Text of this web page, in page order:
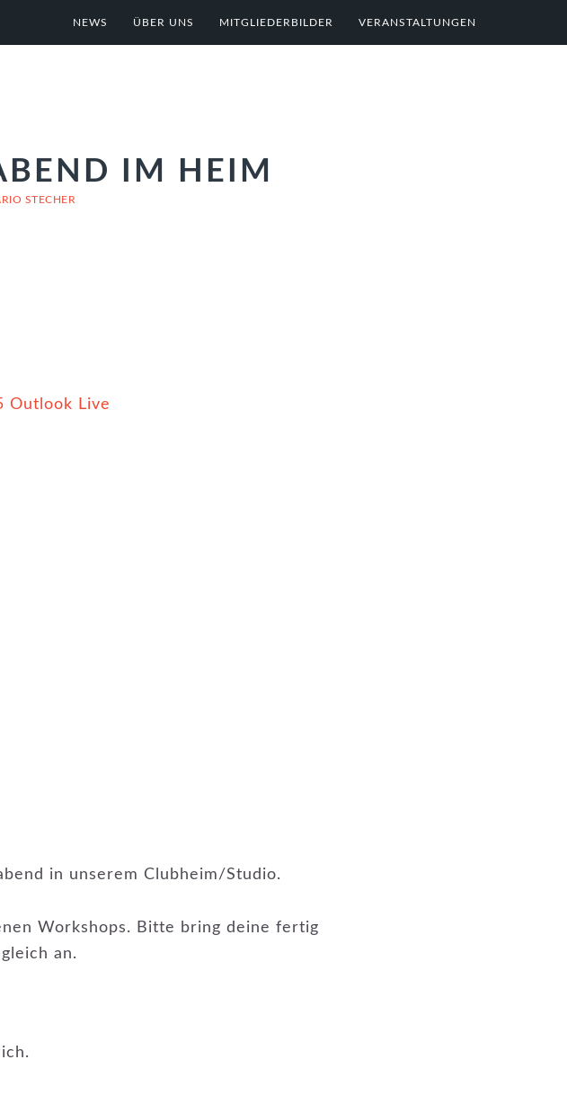
NEWS ÜBER UNS MITGLIEDERBILDER VERANSTALTUNGEN
IM HEIM
STECHER
Outlook Live
in unserem Clubheim/Studio.
Workshops. Bitte bring deine fertig
an.